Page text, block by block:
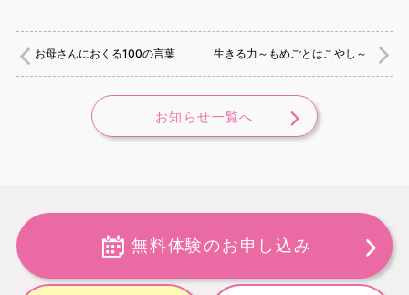
お母さんにおくる100の言葉 生きる力～もめごとはこやし～
お知らせ一覧へ
無料体験のお申し込み